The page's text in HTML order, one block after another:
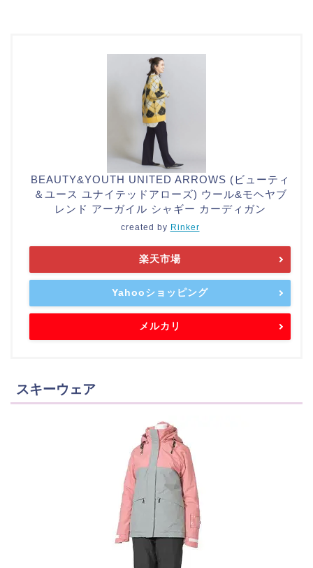
BEAUTY&YOUTH UNITED ARROWS (ビューティ
＆ユース ユナイテッドアローズ) ウール&モヘヤブ
レンド アーガイル シャギー カーディガン
created by Rinker
楽天市場
Yahooショッピング
メルカリ
スキーウェア